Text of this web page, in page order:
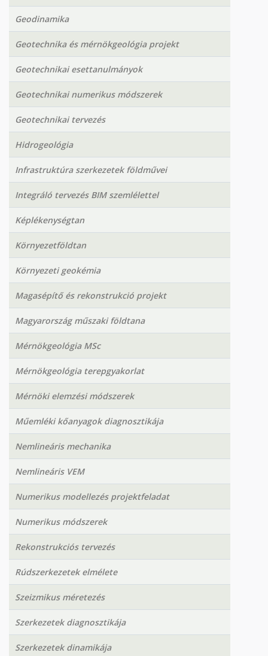
Geodinamika
Geotechnika és mérnökgeológia projekt
Geotechnikai esettanulmányok
Geotechnikai numerikus módszerek
Geotechnikai tervezés
Hidrogeológia
Infrastruktúra szerkezetek földművei
Integráló tervezés BIM szemlélettel
Képlékenységtan
Környezetföldtan
Környezeti geokémia
Magasépítő és rekonstrukció projekt
Magyarország műszaki földtana
Mérnökgeológia MSc
Mérnökgeológia terepgyakorlat
Mérnöki elemzési módszerek
Műemléki kőanyagok diagnosztikája
Nemlineáris mechanika
Nemlineáris VEM
Numerikus modellezés projektfeladat
Numerikus módszerek
Rekonstrukciós tervezés
Rúdszerkezetek elmélete
Szeizmikus méretezés
Szerkezetek diagnosztikája
Szerkezetek dinamikája